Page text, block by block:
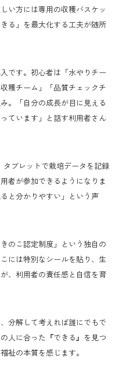
い方には専用の収穫バスケッ
る」を最大化する工夫が随所
です。初心者は「水やりチー
穫チーム」「品質チェックチ
。「自分の成長が目に見える
ています」と話す利用者さん
タブレットで栽培データを記録
者が参加できるようになりま
と分かりやすい」という声
のこ認定制度」という独自の
には特別なシールを貼り、生
、利用者の責任感と自信を育
分解して考えれば誰にでもで
人に合った『できる』を見つ
祉の本質を感じます。